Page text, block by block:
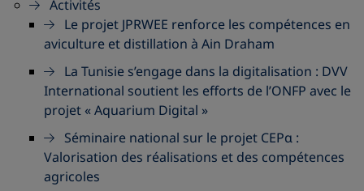
Activités
Le projet JPRWEE renforce les compétences en
aviculture et distillation à Ain Draham
La Tunisie s’engage dans la digitalisation : DVV
International soutient les efforts de l’ONFP avec le
projet « Aquarium Digital »
Séminaire national sur le projet CEPα :
Valorisation des réalisations et des compétences
agricoles